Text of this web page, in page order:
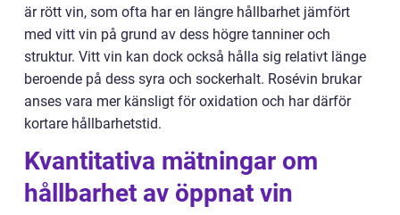
är rött vin, som ofta har en längre hållbarhet jämfört
med vitt vin på grund av dess högre tanniner och
struktur. Vitt vin kan dock också hålla sig relativt länge
beroende på dess syra och sockerhalt. Rosévin brukar
anses vara mer känsligt för oxidation och har därför
kortare hållbarhetstid.
Kvantitativa mätningar om
hållbarhet av öppnat vin